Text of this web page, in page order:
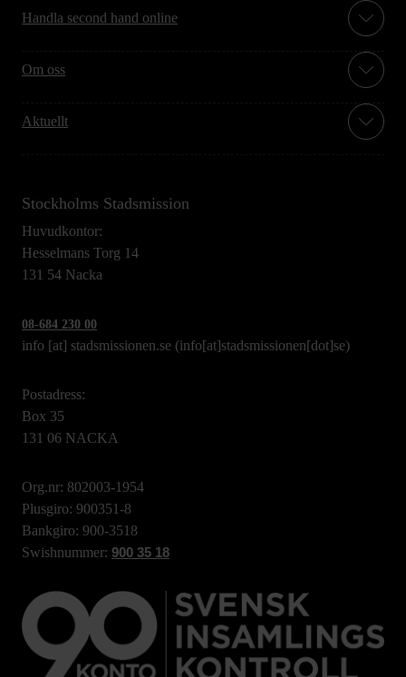
Handla second hand online
Om oss
Aktuellt
Stockholms Stadsmission
Huvudkontor:
Hesselmans Torg 14
131 54 Nacka
08-684 230 00
info [at] stadsmissionen.se (info[at]stadsmissionen[dot]se)
Postadress:
Box 35
131 06 NACKA
Org.nr: 802003-1954
Plusgiro: 900351-8
Bankgiro: 900-3518
Swishnummer: 900 35 18